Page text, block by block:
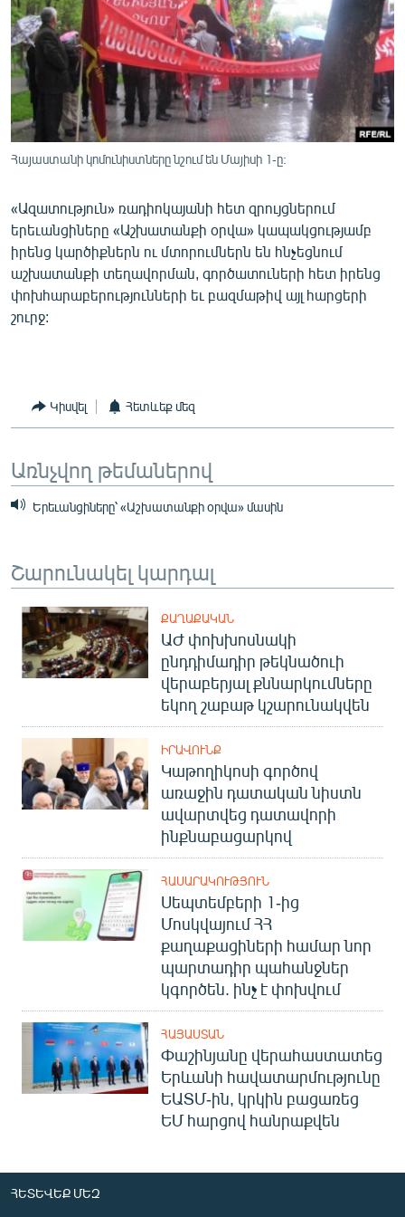
ՄԻՋԱԶԳԱՅԻՆ
ՄՇԱԿՈՒՅԹ
ՍՊՈՐՏ
ՄԵԿՆԱԲԱՆՈՒԹՅՈՒՆ
ՏՏ ԵՒ ԻՆՏԵՐՆԵՏ
ԱՐԽԻՎ
ՏԵՍԱՆՅՈՒԹԵՐ
ԲԱՆԱՎԵՃ
ՁԳՏԵԼՈՎ ԼԱՎԱԳՈՒՅՆԻՆ
ՀԵՏԵՎԵՔ ՄԵԶ
«Ազատության» բոլոր կայքերը
Հայաստանի կոմունիստները նշում են Մայիսի 1-ը:
«Ազատություն» ռադիոկայանի հետ զրույցներում
երեւանցիները «Աշխատանքի օրվա» կապակցությամբ
իրենց կարծիքներն ու մտորումներն են հնչեցնում
աշխատանքի տեղավորման, գործատուների հետ իրենց
փոխհարաբերությունների եւ բազմաթիվ այլ հարցերի
շուրջ:
Կիսվել Հետևեք մեզ
Առնչվող թեմաներով
Երեւանցիները՝ «Աշխատանքի օրվա» մասին
Շարունակել կարդալ
ՔԱՂԱՔԱԿԱՆ
ԱԺ փոխխոսնակի
ընդդիմադիր թեկնածուի
վերաբերյալ քննարկումները
եկող շաբաթ կշարունակվեն
ԻՐԱՎՈՒՆՔ
Կաթողիկոսի գործով
առաջին դատական նիստն
ավարտվեց դատավորի
ինքնաբացարկով
ՀԱՍԱՐԱԿՈՒԹՅՈՒՆ
Սեպտեմբերի 1-ից
Մոսկվայում ՀՀ
քաղաքացիների համար նոր
պարտադիր պահանջներ
կգործեն. ինչ է փոխվում
ՀԱՅԱՍՏԱՆ
Փաշինյանը վերահաստատեց
Երևանի հավատարմությունը
ԵԱՏՄ-ին, կրկին բացառեց
ԵՄ հարցով հանրաքվեն
ՀԵՏԵՎԵՔ ՄԵԶ